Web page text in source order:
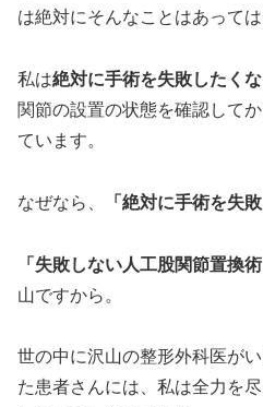
は絶対にそんなことはあって
私は絶対に手術を失敗したく
関節の設置の状態を確認して
ています。
なぜなら、 「絶対に手術を失
「失敗しない人工股関節置換術
山ですから。
世の中に沢山の整形外科医が
た患者さんには、私は全力を